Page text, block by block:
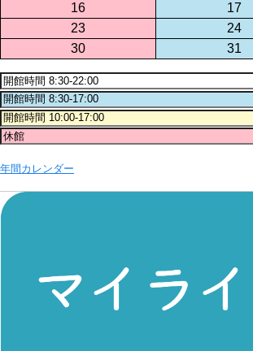
16
17
23
24
30
31
年間カレンダー